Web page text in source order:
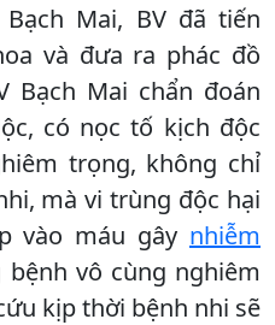
Mai, BV đã tiến
và đưa ra phác đồ
Bạch Mai chẩn đoán
có nọc tố kịch độc
trọng, không chỉ
mà vi trùng độc hại
vào máu gây nhiễm
bệnh vô cùng nghiêm
kịp thời bệnh nhi sẽ